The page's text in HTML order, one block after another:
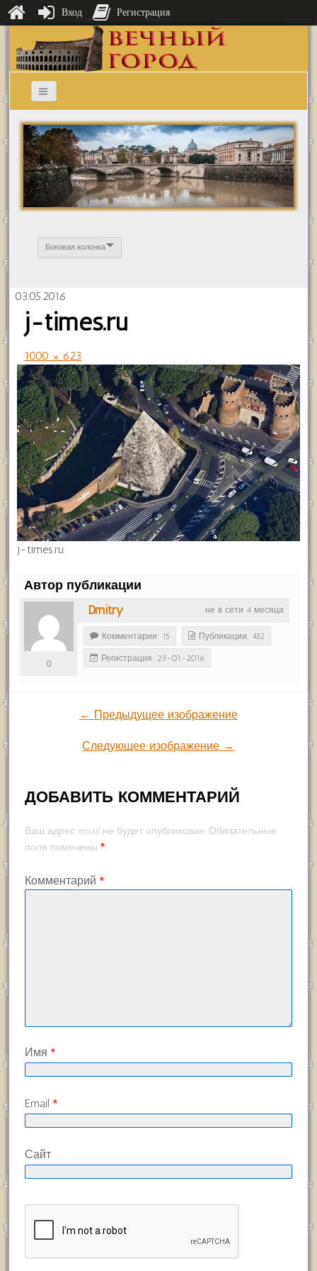
Боковая колонка
03.05.2016
j-times.ru
1000 × 623
j-times.ru
Автор публикации
не в сети 4 месяца
Dmitry
0
Комментарии: 15 Публикации: 432
Регистрация: 23-01-2016
← Предыдущее изображение
Следующее изображение →
ДОБАВИТЬ КОММЕНТАРИЙ
Ваш адрес email не будет опубликован. Обязательные
поля помечены *
Комментарий *
Имя *
Email *
Сайт
Вход Регистрация